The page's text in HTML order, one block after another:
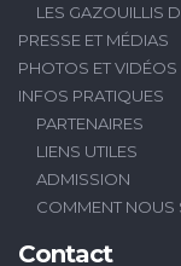
LES GAZOUILLIS
PRESSE ET MÉDIAS
PHOTOS ET VIDÉOS
INFOS PRATIQUES
PARTENAIRES
LIENS UTILES
ADMISSION
COMMENT NOUS
Contact